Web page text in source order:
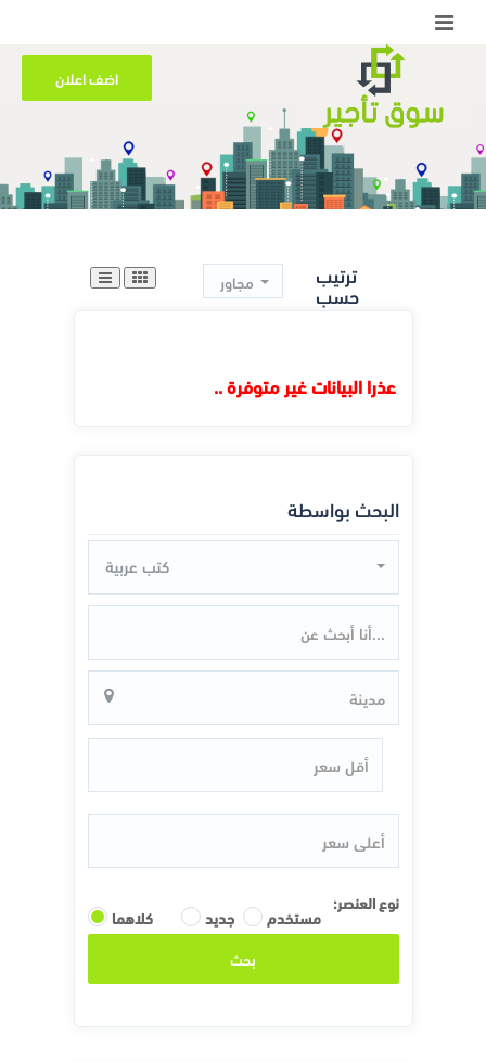
اضف اعلان
مجاور ترتيب
حسب
عذرا البيانات غير متوفرة ..
البحث بواسطة
كتب عربية
نوع العنصر:
كلاهما جديد
مستخدم
بحث